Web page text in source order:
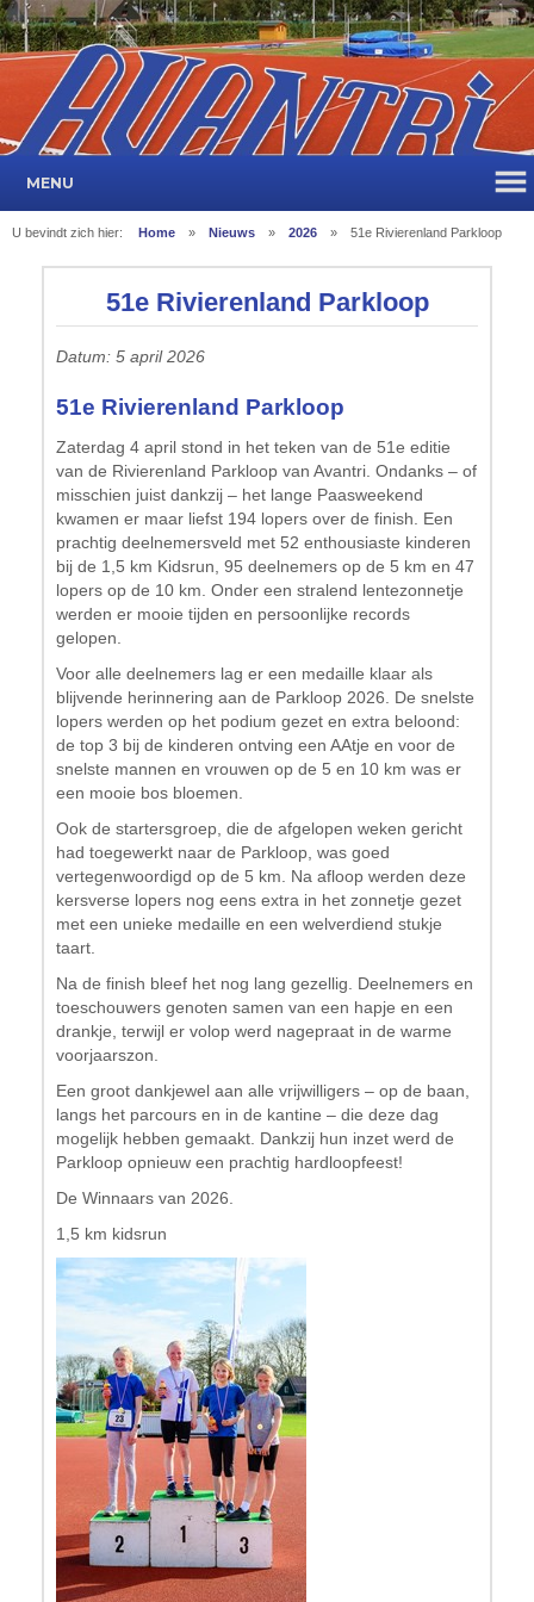
MENU
U bevindt zich hier: Home » Nieuws » 2026 » 51e Rivierenland Parkloop
51e Rivierenland Parkloop
Datum: 5 april 2026
51e Rivierenland Parkloop
Zaterdag 4 april stond in het teken van de 51e editie
van de Rivierenland Parkloop van Avantri. Ondanks – of
misschien juist dankzij – het lange Paasweekend
kwamen er maar liefst 194 lopers over de finish. Een
prachtig deelnemersveld met 52 enthousiaste kinderen
bij de 1,5 km Kidsrun, 95 deelnemers op de 5 km en 47
lopers op de 10 km. Onder een stralend lentezonnetje
werden er mooie tijden en persoonlijke records
gelopen.
Voor alle deelnemers lag er een medaille klaar als
blijvende herinnering aan de Parkloop 2026. De snelste
lopers werden op het podium gezet en extra beloond:
de top 3 bij de kinderen ontving een AAtje en voor de
snelste mannen en vrouwen op de 5 en 10 km was er
een mooie bos bloemen.
Ook de startersgroep, die de afgelopen weken gericht
had toegewerkt naar de Parkloop, was goed
vertegenwoordigd op de 5 km. Na afloop werden deze
kersverse lopers nog eens extra in het zonnetje gezet
met een unieke medaille en een welverdiend stukje
taart.
Na de finish bleef het nog lang gezellig. Deelnemers en
toeschouwers genoten samen van een hapje en een
drankje, terwijl er volop werd nagepraat in de warme
voorjaarszon.
Een groot dankjewel aan alle vrijwilligers – op de baan,
langs het parcours en in de kantine – die deze dag
mogelijk hebben gemaakt. Dankzij hun inzet werd de
Parkloop opnieuw een prachtig hardloopfeest!
De Winnaars van 2026.
1,5 km kidsrun